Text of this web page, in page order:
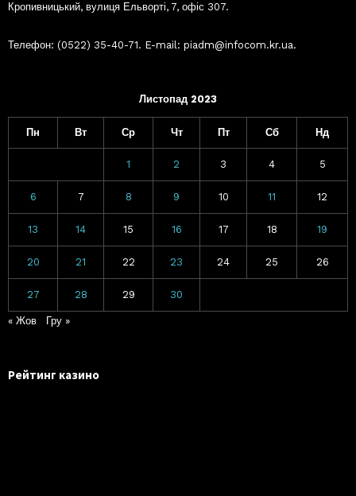
Кропивницький, вулиця Ельворті, 7, офіс 307.
Телефон: (0522) 35-40-71. E-mail: piadm@infocom.kr.ua.
Листопад 2023
Пн Вт Ср Чт Пт Сб Нд
1 2 3 4 5
6 7 8 9 10 11 12
13 14 15 16 17 18 19
20 21 22 23 24 25 26
27 28 29 30
« Жов Гру »
Рейтинг казино